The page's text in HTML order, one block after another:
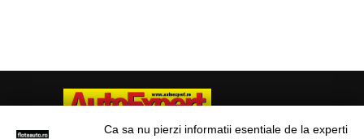
Ca sa nu pierzi informatii esentiale de la experti